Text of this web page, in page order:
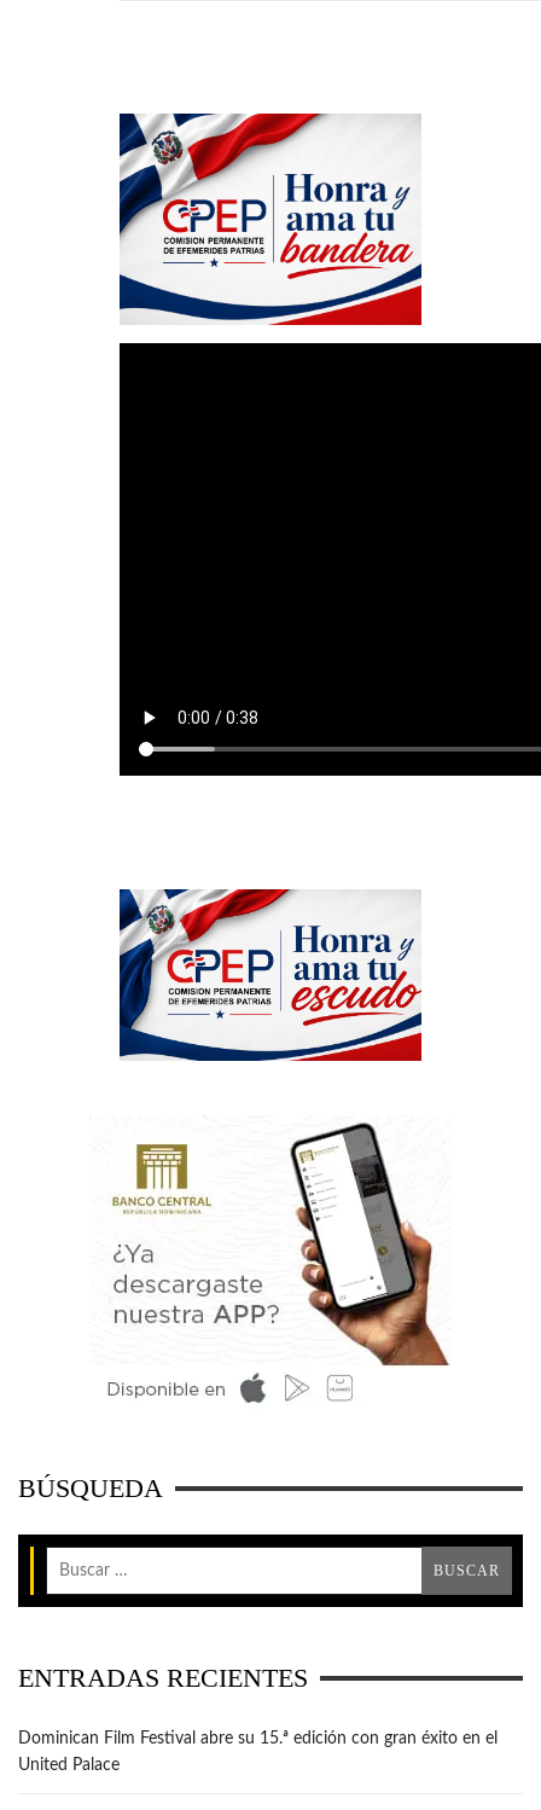
BÚSQUEDA
ENTRADAS RECIENTES
Dominican Film Festival abre su 15.ª edición con gran éxito en el
United Palace